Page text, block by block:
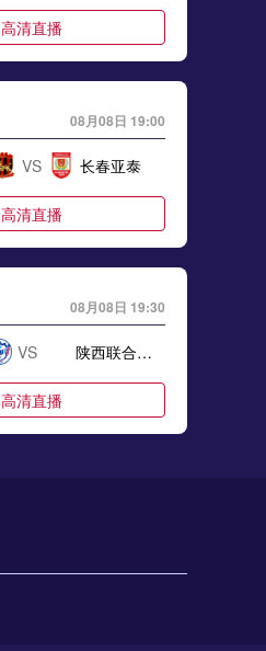
高清直播
08月08日 19:00
VS 长春亚泰
高清直播
08月08日 19:30
VS 陕西联合月亮泊队
高清直播